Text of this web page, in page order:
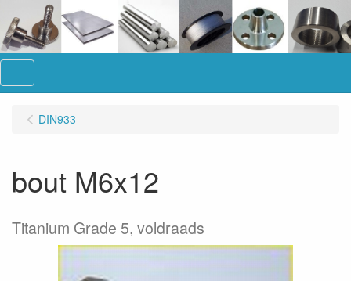
DIN933
bout M6x12
Titanium Grade 5, voldraads